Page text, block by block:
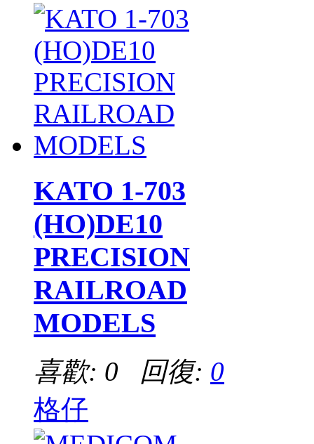
KATO 1-703
(HO)DE10
PRECISION
RAILROAD
MODELS
喜歡: 0 回復: 0
格仔